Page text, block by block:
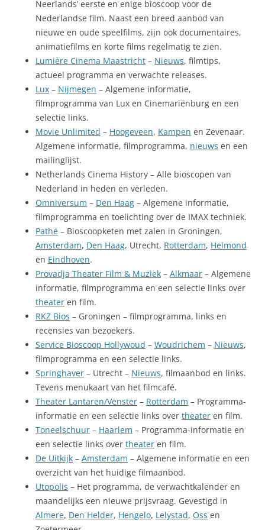
Neerlands’ eerste en enige bioscoop voor de
Nederlandse film. Naast een breed aanbod van
nieuwe en oude speelfilms, zijn ook documentaires,
animatiefilms en korte films regelmatig te zien.
Lumière Cinema Maastricht – Nieuws, filmtips,
actueel programma en verwachte releases.
Lux – Nijmegen – Algemene informatie,
filmprogramma van Lux en Cinemariënburg en een
selectie links.
Movie Unlimited – Hoogeveen, Kampen en Zevenaar.
Algemene informatie, filmprogramma, nieuws en een
mailinglijst.
Netherlands Cinema History – Alle bioscopen van
Nederland in heden en verleden.
Omniversum – Den Haag – Algemene informatie,
filmprogramma en toelichting over de IMAX techniek.
Pathé – Bioscoopketen met zalen in Groningen,
Amsterdam, Den Haag, Utrecht, Rotterdam, Helmond
en Eindhoven.
Provadja Theater Film & Muziek – Alkmaar – Algemene
informatie, filmprogramma en een selectie links over
theater en film.
RKZ Bios – Groningen – filmprogramma, links en
recensies van bezoekers.
Service Bioscoop Hollywoud – Woudrichem – Nieuws,
filmprogramma en een selectie links.
Springhaver – Utrecht – Nieuws, filmaanbod en links.
Tevens menukaart van het filmcafé.
Theater Lantaren/Venster – Rotterdam – Programma-
informatie en een selectie links over theater en film.
Toneelschuur – Haarlem – Programma-informatie en
een selectie links over theater en film.
De Uitkijk – Amsterdam – Algemene informatie en een
overzicht van het huidige filmaanbod.
Utopolis – Het programma, de verwachtkalender en
maandelijks een nieuwe prijsvraag. Gevestigd in
Almere, Den Helder, Hengelo, Lelystad, Oss en